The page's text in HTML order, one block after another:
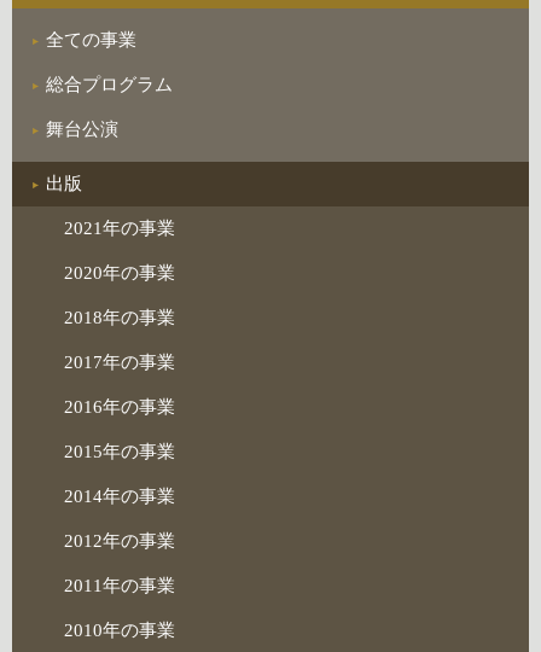
全ての事業
総合プログラム
舞台公演
出版
2021年の事業
2020年の事業
2018年の事業
2017年の事業
2016年の事業
2015年の事業
2014年の事業
2012年の事業
2011年の事業
2010年の事業